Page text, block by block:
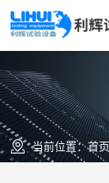
当前位置：首页